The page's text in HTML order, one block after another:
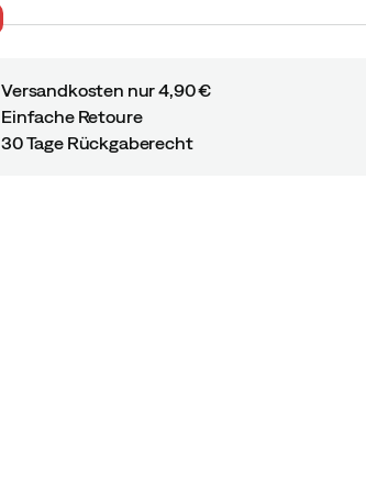
Versandkosten nur 4,90 €
Einfache Retoure
30 Tage Rückgaberecht